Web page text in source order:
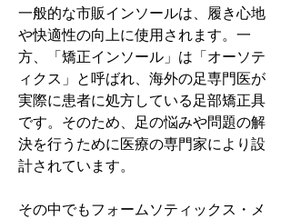
一般的な市販インソールは、履き心地
や快適性の向上に使用されます。一
方、「矯正インソール」は「オーソテ
ィクス」と呼ばれ、海外の足専門医が
実際に患者に処方している足部矯正具
です。そのため、足の悩みや問題の解
決を行うために医療の専門家により設
計されています。
その中でもフォームソティックス・メ